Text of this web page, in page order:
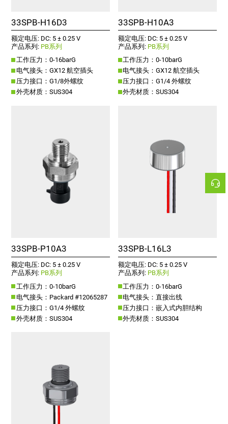
33SPB-H16D3
额定电压: DC: 5 ± 0.25 V
产品系列: PB系列
工作压力：0-16barG
电气接头：GX12 航空插头
压力接口：G1/8外螺纹
外壳材质：SUS304
33SPB-H10A3
额定电压: DC: 5 ± 0.25 V
产品系列: PB系列
工作压力：0-10barG
电气接头：GX12 航空插头
压力接口：G1/4 外螺纹
外壳材质：SUS304
33SPB-P10A3
额定电压: DC: 5 ± 0.25 V
产品系列: PB系列
工作压力：0-10barG
电气接头：Packard #12065287
压力接口：G1/4 外螺纹
外壳材质：SUS304
33SPB-L16L3
额定电压: DC: 5 ± 0.25 V
产品系列: PB系列
工作压力：0-16barG
电气接头：直接出线
压力接口：嵌入式内胆结构
外壳材质：SUS304